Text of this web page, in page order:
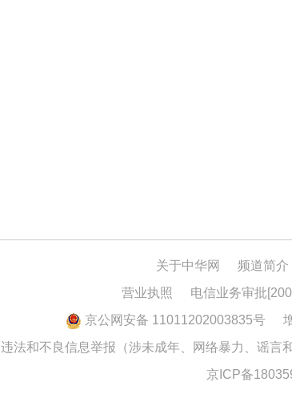
关于中华网 频道简介
营业执照
电信业务审批
京公网安备 11011202003835号
违法和不良信息举报（涉未成年、网络暴力、谣言
京ICP备